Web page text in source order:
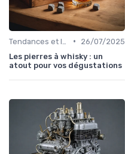
•
26/07/2025
Les pierres à whisky : un
atout pour vos dégustations